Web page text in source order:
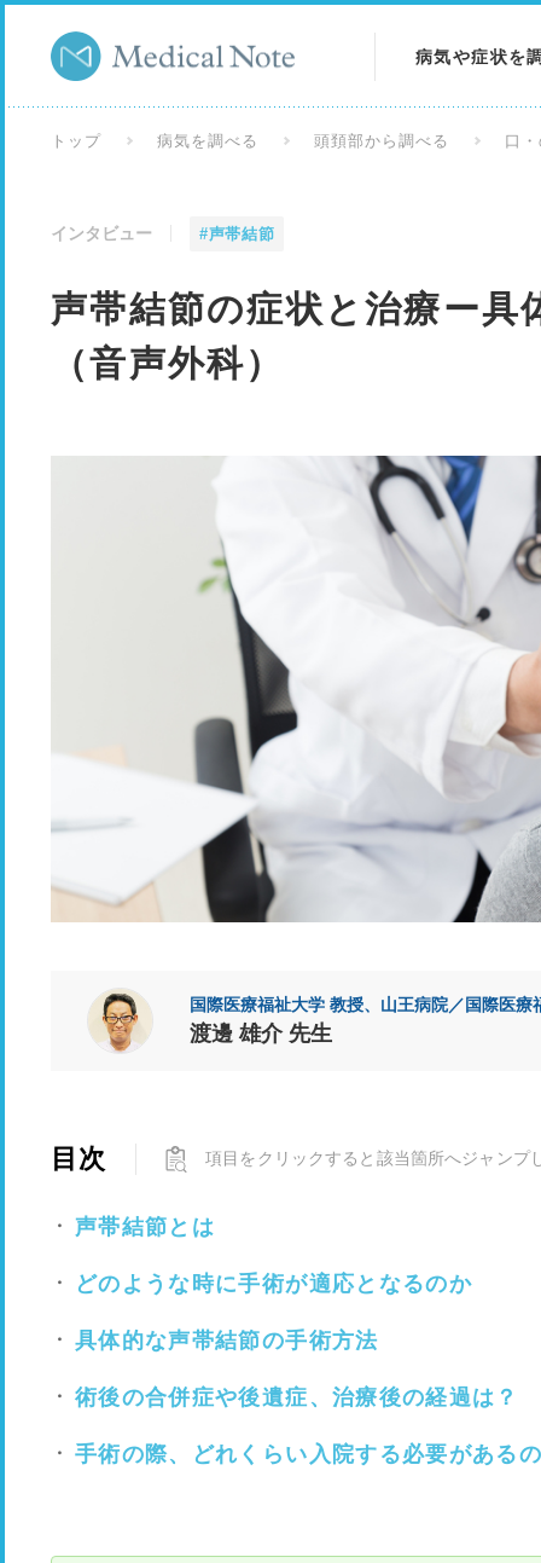
病気や症状を
トップ 病気を調べる 頭頚部から調べる 口
インタビュー #声帯結節
声帯結節の症状と治療ー具
（音声外科）
国際医療福祉大学 教授、山王病院／国際医
渡邊 雄介 先生
目次 項目をクリックすると該当箇所へジャンプ
声帯結節とは
どのような時に手術が適応となるのか
具体的な声帯結節の手術方法
術後の合併症や後遺症、治療後の経過は？
手術の際、どれくらい入院する必要がある